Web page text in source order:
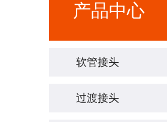
产品中心
软管接头
过渡接头